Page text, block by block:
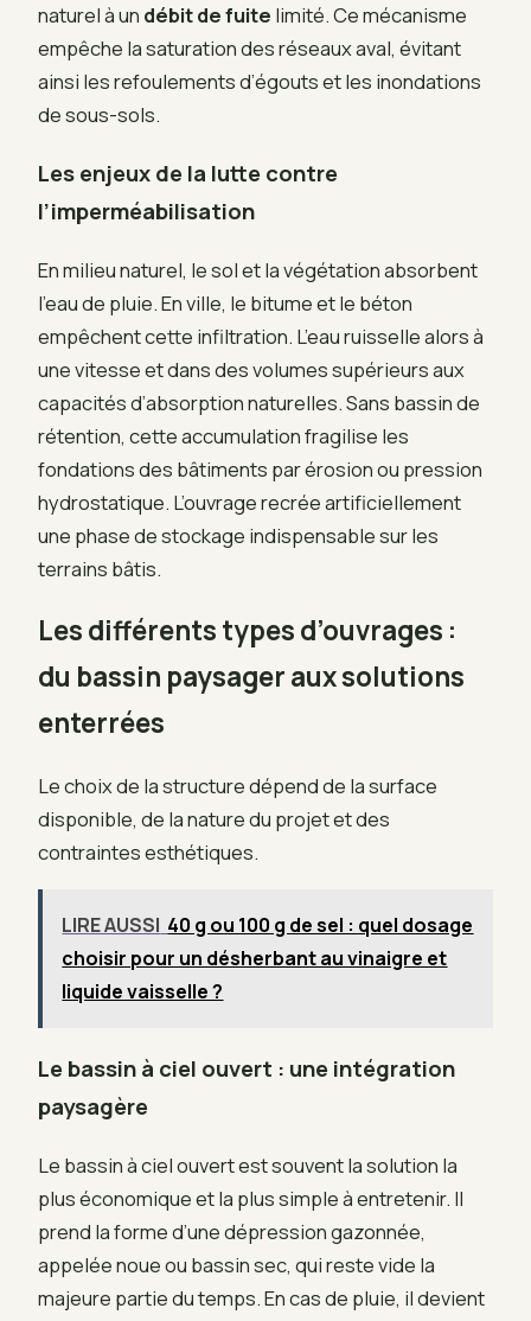
naturel à un débit de fuite limité. Ce mécanisme
empêche la saturation des réseaux aval, évitant
ainsi les refoulements d’égouts et les inondations
de sous-sols.
Les enjeux de la lutte contre
l’imperméabilisation
En milieu naturel, le sol et la végétation absorbent
l’eau de pluie. En ville, le bitume et le béton
empêchent cette infiltration. L’eau ruisselle alors à
une vitesse et dans des volumes supérieurs aux
capacités d’absorption naturelles. Sans bassin de
rétention, cette accumulation fragilise les
fondations des bâtiments par érosion ou pression
hydrostatique. L’ouvrage recrée artificiellement
une phase de stockage indispensable sur les
terrains bâtis.
Les différents types d’ouvrages :
du bassin paysager aux solutions
enterrées
Le choix de la structure dépend de la surface
disponible, de la nature du projet et des
contraintes esthétiques.
LIRE AUSSI 40 g ou 100 g de sel : quel dosage
choisir pour un désherbant au vinaigre et
liquide vaisselle ?
Le bassin à ciel ouvert : une intégration
paysagère
Le bassin à ciel ouvert est souvent la solution la
plus économique et la plus simple à entretenir. Il
prend la forme d’une dépression gazonnée,
appelée noue ou bassin sec, qui reste vide la
majeure partie du temps. En cas de pluie, il devient